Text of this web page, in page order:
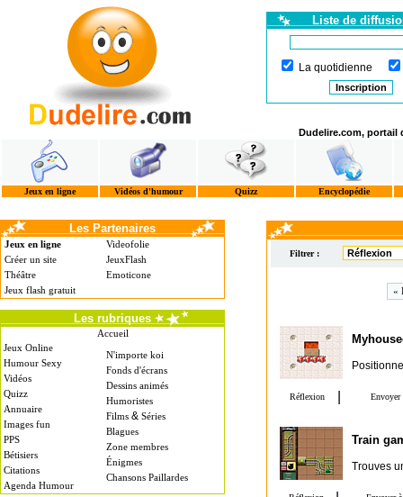
Liste de
La quotidienne
Dudelire.com, portail
Jeux en ligne Vidéos d'humour Quizz Encyclopédie
Les Partenaires
Jeux en ligne
Créer un site
Théâtre
Jeux flash gratuit
Videofolie
JeuxFlash
Emoticone
Les rubriques
Accueil
Jeux Online
Humour Sexy
Vidéos
Quizz
Annuaire
Images fun
PPS
Bétisiers
Citations
Agenda Humour
N'importe koi
Fonds d'écrans
Dessins animés
Humoristes
Films & Séries
Blagues
Zone membres
Énigmes
Chansons Paillardes
Filtrer :
«
Train
Trouves